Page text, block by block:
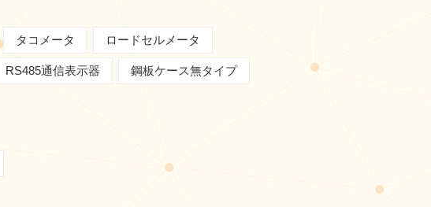
タコメータ ロードセルメータ
RS485通信表示器 鋼板ケース無タイプ